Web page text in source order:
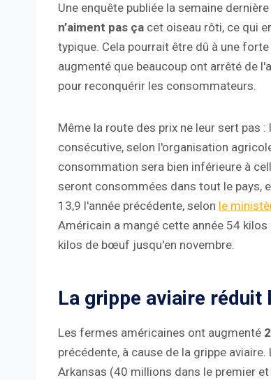
Une enquête publiée la semaine
n’aiment pas ça cet oiseau rôti, ce qui
typique. Cela pourrait être dû à une
augmenté que beaucoup ont arrêté de
pour reconquérir les consommateurs.
Même la route des prix ne leur sert pas :
consécutive, selon l'organisation
consommation sera bien inférieure à
seront consommées dans tout le pays,
13,9 l'année précédente, selon le
Américain a mangé cette année 54
kilos de bœuf jusqu'en novembre.
La grippe aviaire réduit
Les fermes américaines ont augmenté
précédente, à cause de la grippe
Arkansas (40 millions dans le premier